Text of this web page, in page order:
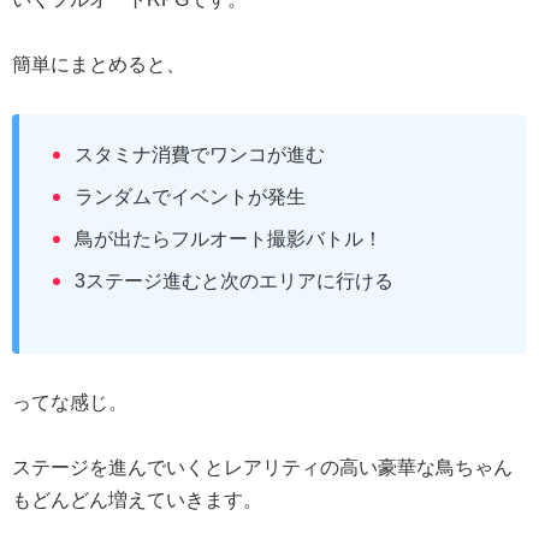
簡単にまとめると、
スタミナ消費でワンコが進む
ランダムでイベントが発生
鳥が出たらフルオート撮影バトル！
3ステージ進むと次のエリアに行ける
ってな感じ。
ステージを進んでいくとレアリティの高い豪華な鳥ちゃん
もどんどん増えていきます。